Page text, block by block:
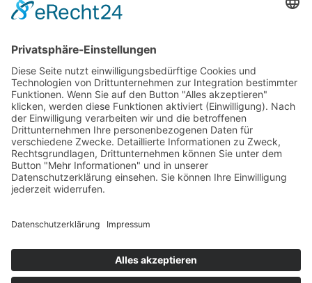
Die durchgestrichenen Preise entsprechen dem bisherigen Preis in
diesem Online-Shop.